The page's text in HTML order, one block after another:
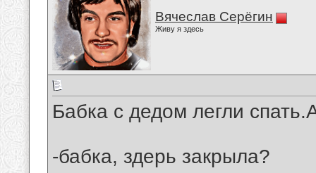
Вячеслав Серёгин
Живу я здесь
Бабка с дедом легли
-бабка, здерь закрыла?